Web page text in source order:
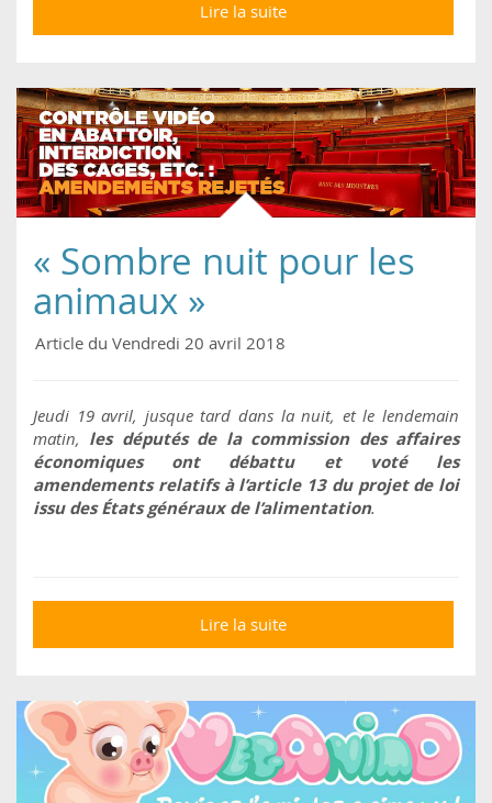
Lire la suite
cochons de Houdan
« Sombre nuit pour les
animaux »
Article du Vendredi 20 avril 2018
Jeudi 19 avril, jusque tard dans la nuit, et le lendemain
matin, les députés de la commission des affaires
économiques ont débattu et voté les
amendements relatifs à l’article 13 du projet de loi
issu des États généraux de l’alimentation.
Lire la suite
les animaux »